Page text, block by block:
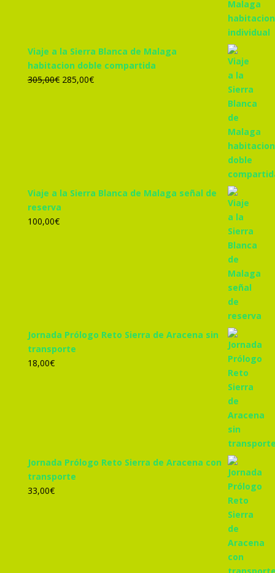
Viaje a la Sierra Blanca de Malaga
habitacion doble compartida
305,00€ El
285,00€El
Viaje a la Sierra Blanca de Malaga señal de
reserva
100,00€
Jornada Prólogo Reto Sierra de Aracena sin
transporte
18,00€
Jornada Prólogo Reto Sierra de Aracena con
transporte
33,00€